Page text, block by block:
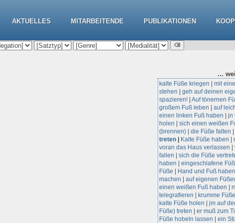
AKTUELLES MITARBEITENDE PUBLIKATIONEN
...
kalte Füße kriegen
mit
stehen
geh auf deinen
spazieren! Auf tönernen
großem Fuß leben
auf
einen linken Fuß haben
jn
holen
sich einen weißen
(brennen)
die Füße falten
treten
Kalte Füße haben
voran das Haus verlassen
fallen
sich die Füße
haben
eingeschlafene
Füße
Hand und Fuß
machen
auf eigenen
einen weißen Fuß haben
telegrafieren
krumme
kalte Füße holen
jm auf
Füße) treten
er muß zum
Füße hobeln lassen
ein